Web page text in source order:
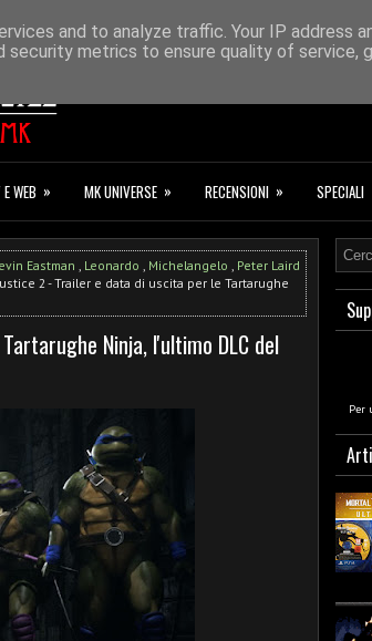
WEB » MK UNIVERSE » RECENSIONI » SPECIALI
Eastman , Leonardo , Michelangelo , Peter Laird
2 - Trailer e data di uscita per le Tartarughe
Ninja, l'ultimo DLC del
Per
and to analyze traffic. Your IP address
security metrics to ensure quality of service,